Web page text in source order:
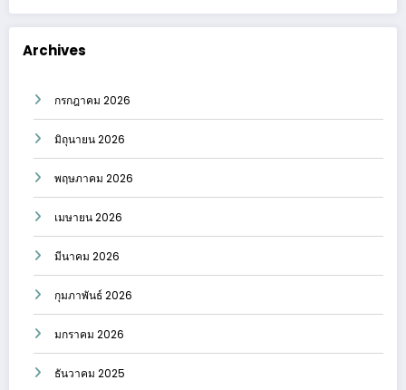
Archives
กรกฎาคม 2026
มิถุนายน 2026
พฤษภาคม 2026
เมษายน 2026
มีนาคม 2026
กุมภาพันธ์ 2026
มกราคม 2026
ธันวาคม 2025